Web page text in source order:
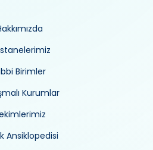
Birimler
Kurumlar
Ansiklopedisi